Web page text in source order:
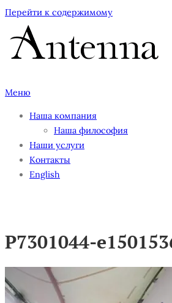
Перейти к содержимому
Меню
Наша компания
Наша философия
Наши услуги
Контакты
English
P7301044-